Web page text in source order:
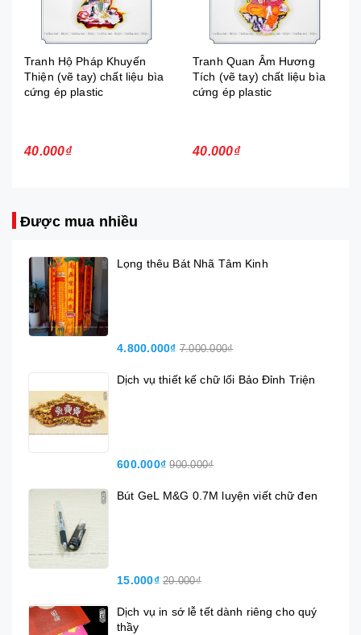
Tranh Quan Âm Hương
Tích (vẽ tay) chất liệu bìa
cứng ép plastic
40.000₫
Tranh Đạt Ma Sư Tổ (vẽ
tay) chất liệu bìa cứng ép
plastic
40.000₫
Được mua nhiều
Lọng thêu Bát Nhã Tâm Kinh
4.800.000₫ 7.000.000₫
Dịch vụ thiết kế chữ lối Bảo Đỉnh Triện
600.000₫ 900.000₫
Bút GeL M&G 0.7M luyện viết chữ đen
15.000₫ 20.000₫
Dịch vụ in sớ lễ tết dành riêng cho quý
thầy